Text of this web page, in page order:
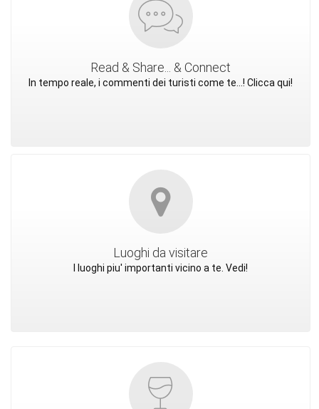
Read & Share... & Connect
In tempo reale, i commenti dei turisti come te...! Clicca qui!
Luoghi da visitare
I luoghi piu' importanti vicino a te. Vedi!